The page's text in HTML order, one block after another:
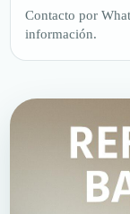
Contacto por
información.